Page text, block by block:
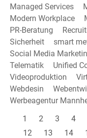
Managed Services
Modern Workplace
PR-Beratung
Sicherheit
smart
Social Media
Telematik
Unified
Videoproduktion
Webdesin
Werbeagentur
1
2 3 4
12
13 14